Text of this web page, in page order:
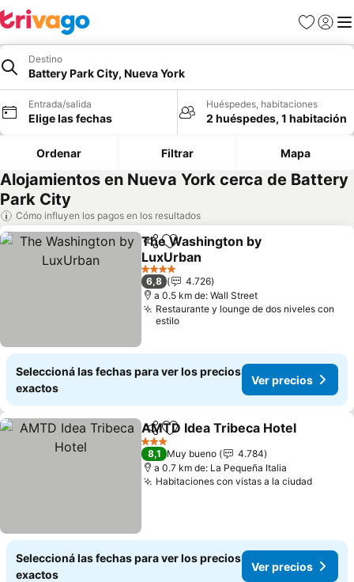
Favoritos
Iniciar
Destino
Battery Park City, Nueva York
Entrada/salida
Elige las fechas
Huéspedes, habitaciones
2 huéspedes, 1 habitación
Ordenar Filtrar Mapa
Alojamientos en Nueva York cerca de Battery
Park City
Cómo influyen los pagos en los resultados
Compartir
Añadir a favoritos
The Washington by
LuxUrban
Ver precios
4 Estrellas
6,8
4.726
a 0.5 km de: Wall Street
Restaurante y lounge de dos niveles con
estilo
Seleccioná las fechas para ver los precios
exactos
Ver precios
CompartirAñadir a favoritos
AMTD Idea Tribeca Hotel
3 Estrellas
8,1 Muy bueno
4.784
a 0.7 km de: La Pequeña Italia
Habitaciones con vistas a la ciudadVer
Seleccioná las fechas para ver los precios
exactos
Ver precios